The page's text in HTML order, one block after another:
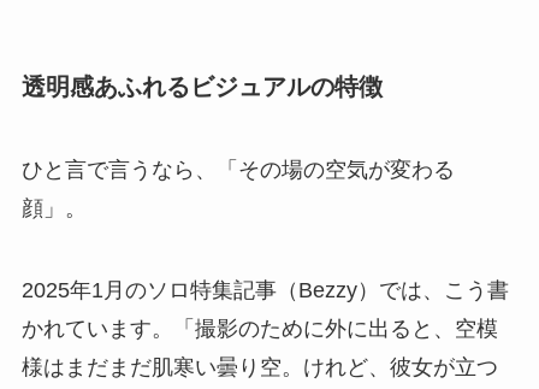
透明感あふれるビジュアルの特徴
ひと言で言うなら、「その場の空気が変わる
顔」。
2025年1月のソロ特集記事（Bezzy）では、こう書
かれています。「撮影のために外に出ると、空模
様はまだまだ肌寒い曇り空。けれど、彼女が立つ